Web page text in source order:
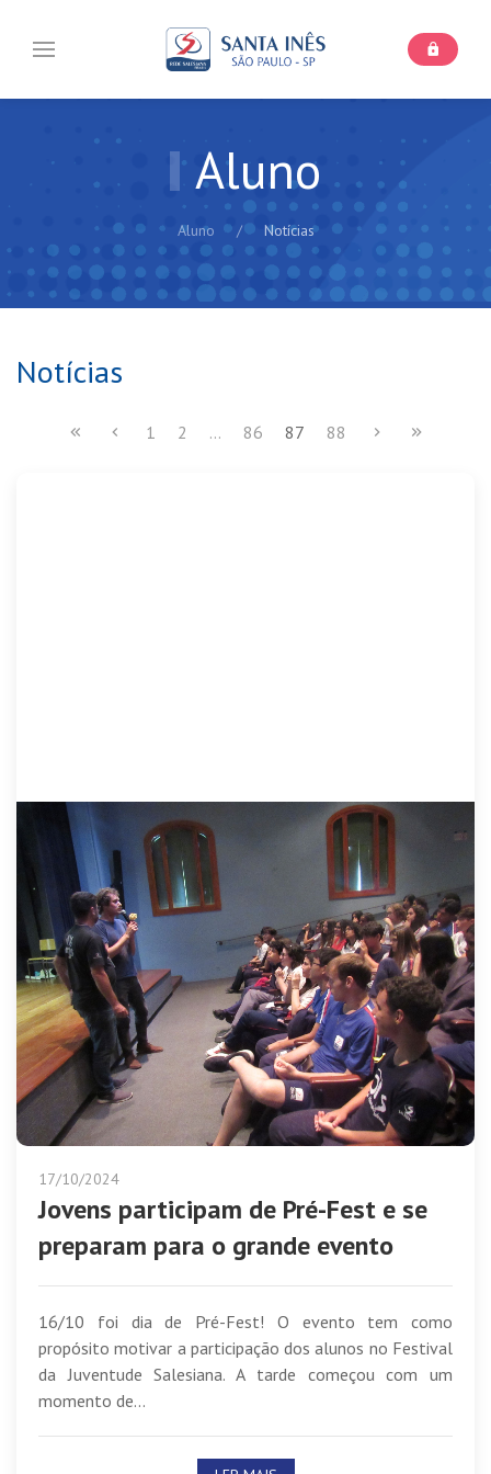
Aluno
Aluno Notícias
Notícias
1 2 ... 86 87 88
17/10/2024
Jovens participam de Pré-Fest e se
preparam para o grande evento
16/10 foi dia de Pré-Fest! O evento tem como
propósito motivar a participação dos alunos no Festival
da Juventude Salesiana. A tarde começou com um
momento de...